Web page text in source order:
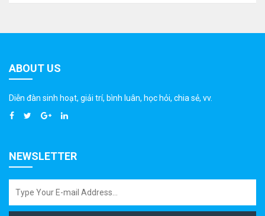
ABOUT US
Diễn đàn sinh hoạt, giải trí, bình luân, học hỏi, chia sẻ, vv.
NEWSLETTER